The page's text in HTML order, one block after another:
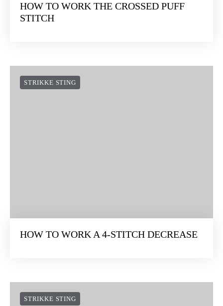
HOW TO WORK THE CROSSED PUFF
STITCH
STRIKKE STING
HOW TO WORK A 4-STITCH DECREASE
STRIKKE STING